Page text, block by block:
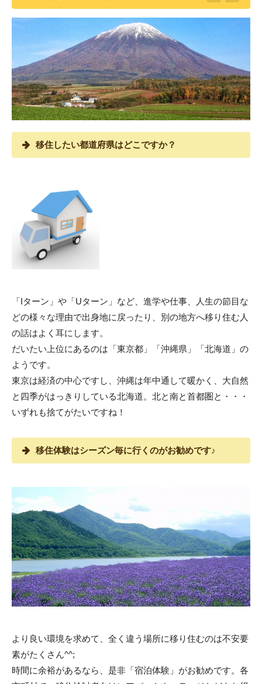
移住したい都道府県はどこですか？
「Iターン」や「Uターン」など、進学や仕事、人生の節目な
どの様々な理由で出身地に戻ったり、別の地方へ移り住む人
の話はよく耳にします。
だいたい上位にあるのは「東京都」「沖縄県」「北海道」の
ようです。
東京は経済の中心ですし、沖縄は年中通して暖かく、大自然
と四季がはっきりしている北海道。北と南と首都圏と・・・
いずれも捨てがたいですね！
移住体験はシーズン毎に行くのがお勧めです♪
より良い環境を求めて、全く違う場所に移り住むのは不安要
素がたくさん^^;
時間に余裕があるなら、是非「宿泊体験」がお勧めです。各